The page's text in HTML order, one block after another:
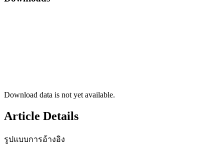
Download data is not yet available.
Article Details
รูปแบบการอ้างอิง